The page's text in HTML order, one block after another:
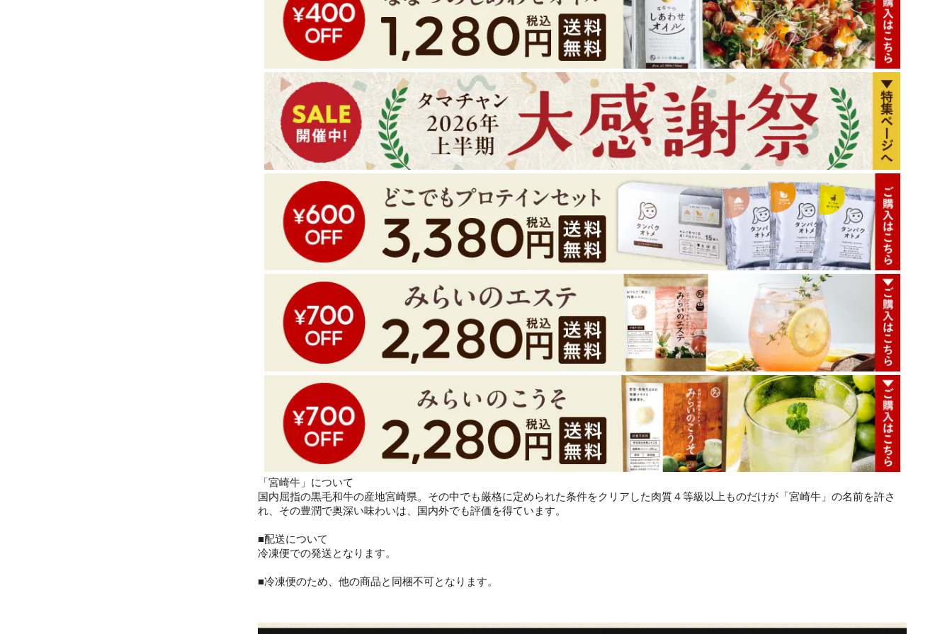
「宮崎牛」について
国内屈指の黒毛和牛の産地宮崎県。その中でも厳格に定められた条件をクリアした肉質４等級以上ものだけが「宮崎牛」の名前を許さ
れ、その豊潤で奥深い味わいは、国内外でも評価を得ています。
■配送について
冷凍便での発送となります。
■冷凍便のため、他の商品と同梱不可となります。